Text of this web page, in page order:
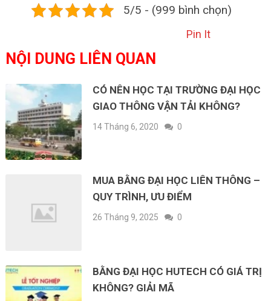
5/5 - (999 bình chọn)
Pin It
NỘI DUNG LIÊN QUAN
CÓ NÊN HỌC TẠI TRƯỜNG ĐẠI HỌC
GIAO THÔNG VẬN TẢI KHÔNG?
14 Tháng 6, 2020 0
MUA BẰNG ĐẠI HỌC LIÊN THÔNG –
QUY TRÌNH, ƯU ĐIỂM
26 Tháng 9, 2025 0
BẰNG ĐẠI HỌC HUTECH CÓ GIÁ TRỊ
KHÔNG? GIẢI MÃ